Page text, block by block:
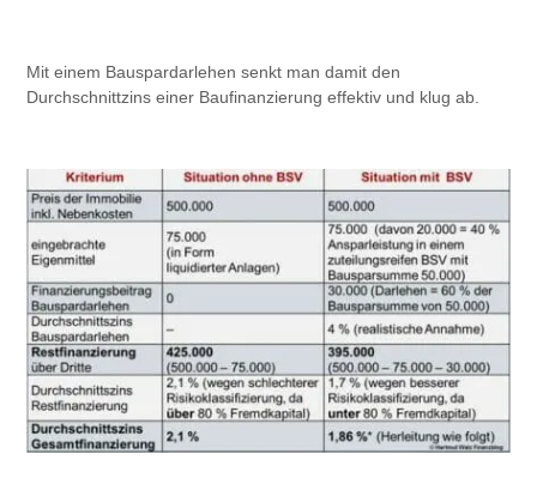
Mit einem Bauspardarlehen senkt man damit den
Durchschnittzins einer Baufinanzierung effektiv und klug ab.